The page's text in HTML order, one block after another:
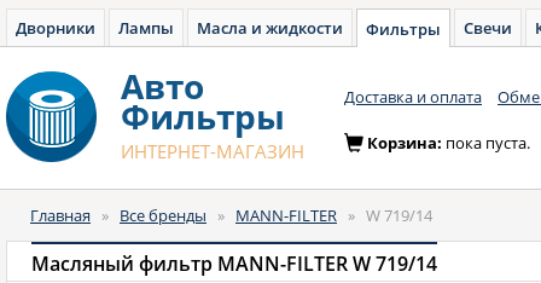
Дворники Лампы Масла и жидкости Фильтры Свечи
Авто
Фильтры
ИНТЕРНЕТ-МАГАЗИН
Доставка и оплата
Корзина: пока пуста.
Главная » Все бренды » MANN-FILTER » W 719/14
Масляный фильтр MANN-FILTER W 719/14